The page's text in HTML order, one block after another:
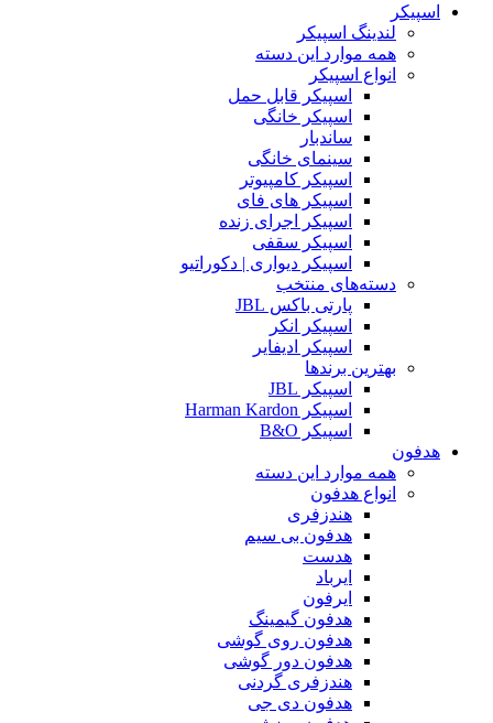
اسپیکر
لندینگ اسپیکر
همه موارد این دسته
انواع اسپیکر
اسپیکر قابل حمل
اسپیکر خانگی
ساندبار
سینمای خانگی
اسپیکر کامپیوتر
اسپیکر های فای
اسپیکر اجرای زنده
اسپیکر سقفی
اسپیکر دیواری | دکوراتیو
دسته‌های منتخب
پارتی باکس JBL
اسپیکر انکر
اسپیکر ادیفایر
بهترین برندها
اسپیکر JBL
اسپیکر Harman Kardon
اسپیکر B&O
هدفون
همه موارد این دسته
انواع هدفون
هندزفری
هدفون بی سیم
هدست
ایرباد
ایرفون
هدفون گیمینگ
هدفون روی گوشی
هدفون دور گوشی
هندزفری گردنی
هدفون دی جی